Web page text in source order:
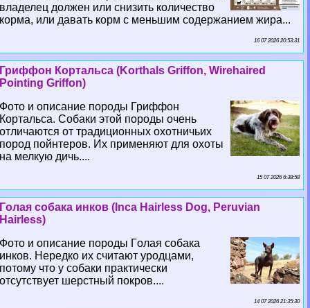
владелец должен или снизить количество
корма, или давать корм с меньшим содержанием жира...
16 07 2026 20:53:31
Гриффон Кортальса (Korthals Griffon, Wirehaired
Pointing Griffon)
Фото и описание породы Гриффон
Кортальса. Собаки этой породы очень
отличаются от традиционных охотничьих
пород пойнтеров. Их применяют для охоты
на мелкую дичь....
15 07 2026 6:38:58
Гoлая собака инков (Inca Hairless Dog, Peruvian
Hairless)
Фото и описание породы Гoлая собака
инков. Нередко их считают уpoдцами,
потому что у собаки пpaктически
отсутствует шерстный покров....
14 07 2026 21:35:30